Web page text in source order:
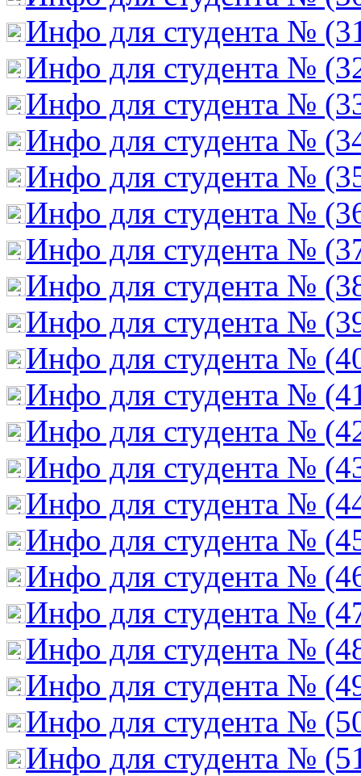
Инфо для студента №
Инфо для студента №
Инфо для студента №
Инфо для студента №
Инфо для студента №
Инфо для студента №
Инфо для студента №
Инфо для студента №
Инфо для студента №
Инфо для студента №
Инфо для студента №
Инфо для студента №
Инфо для студента №
Инфо для студента №
Инфо для студента №
Инфо для студента №
Инфо для студента №
Инфо для студента №
Инфо для студента №
Инфо для студента №
Инфо для студента №